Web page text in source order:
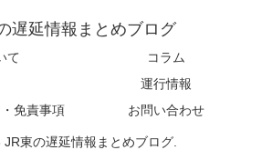
遅延情報まとめブログ
て
コラム
運行情報
免責事項
お問い合わせ
東の遅延情報まとめブログ.